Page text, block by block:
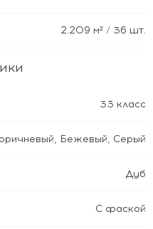
2.209 м² / 36 шт.
33 класс
, Бежевый, Серый
Дуб
С фаской